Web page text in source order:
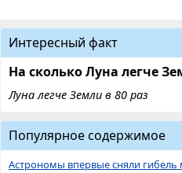
Интересный факт
На сколько Луна легче
Луна легче Земли в 80 раз
Популярное содержимое
Астрономы впервые сняли гибель